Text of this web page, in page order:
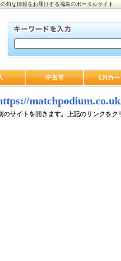
旬な情報をお届けする福島のポータルサイト
中古車 CNカ
のサイトを開きます。上記のリンクをク